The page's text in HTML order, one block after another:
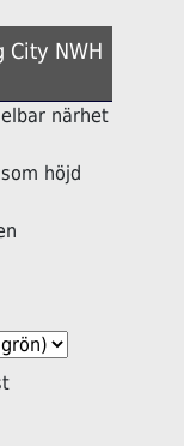
City NWH
närhet
höjd